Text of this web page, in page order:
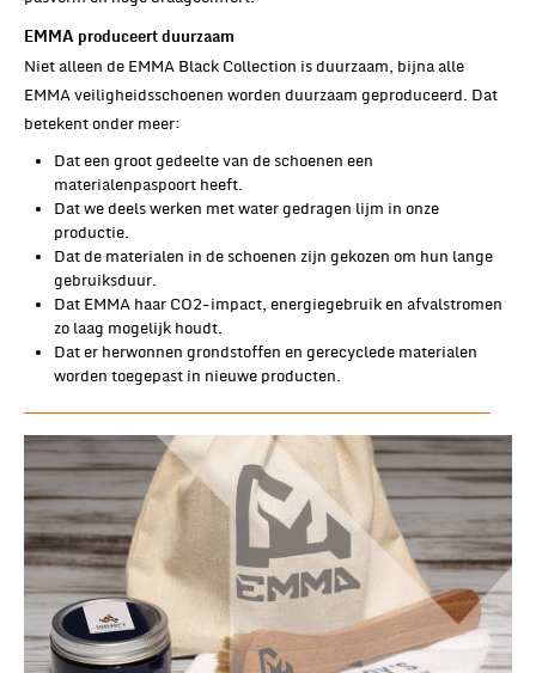
EMMA produceert duurzaam
Niet alleen de EMMA Black Collection is duurzaam, bijna alle
EMMA veiligheidsschoenen worden duurzaam geproduceerd. Dat
betekent onder meer:
Dat een groot gedeelte van de schoenen een
materialenpaspoort heeft.
Dat we deels werken met water gedragen lijm in onze
productie.
Dat de materialen in de schoenen zijn gekozen om hun lange
gebruiksduur.
Dat EMMA haar CO2-impact, energiegebruik en afvalstromen
zo laag mogelijk houdt.
Dat er herwonnen grondstoffen en gerecyclede materialen
worden toegepast in nieuwe producten.